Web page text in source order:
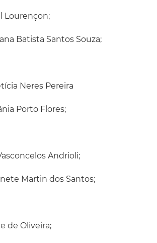
Lourençon;
Batista Santos Souza;
Neres Pereira
Porto Flores;
Andrioli;
Martin dos Santos;
de Oliveira;